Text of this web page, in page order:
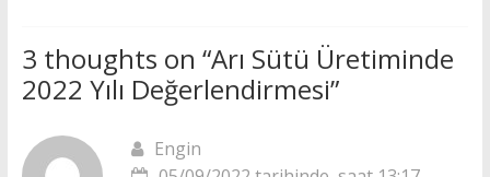
3 thoughts on “Arı Sütü Üretiminde
2022 Yılı Değerlendirmesi”
Engin